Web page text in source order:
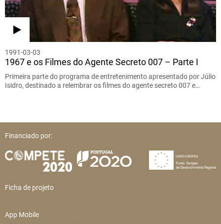
1991-03-03
1967 e os Filmes do Agente Secreto 007 – Parte I
Primeira parte do programa de entretenimento apresentado por Júlio
Isidro, destinado a relembrar os filmes do agente secreto 007 e…
Financiado por:
Ficha de projeto
App Mobile